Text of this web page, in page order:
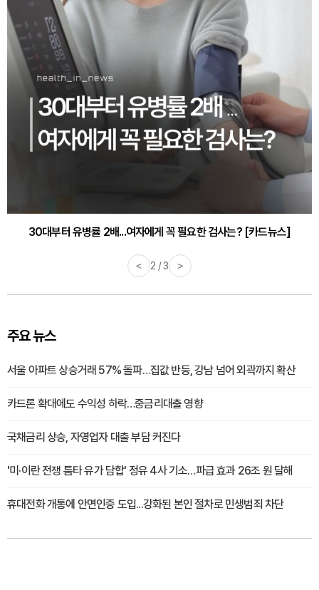
30대부터 유병률 2배...여자에게 꼭 필요한 검사는? [카드뉴스]
< 2 / 3 >
주요 뉴스
서울 아파트 상승거래 57% 돌파…집값 반등, 강남 넘어 외곽까지 확산
카드론 확대에도 수익성 하락…중금리대출 영향
국채금리 상승, 자영업자 대출 부담 커진다
'미·이란 전쟁 틈타 유가 담합' 정유 4사 기소…파급 효과 26조 원 달해
휴대전화 개통에 안면인증 도입...강화된 본인 절차로 민생범죄 차단